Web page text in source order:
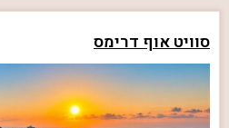
סוויט אוף דרימס